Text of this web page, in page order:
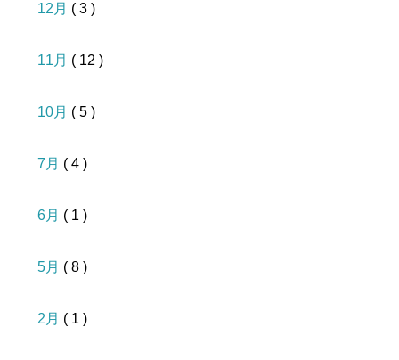
12月 ( 3 )
11月 ( 12 )
10月 ( 5 )
7月 ( 4 )
6月 ( 1 )
5月 ( 8 )
2月 ( 1 )